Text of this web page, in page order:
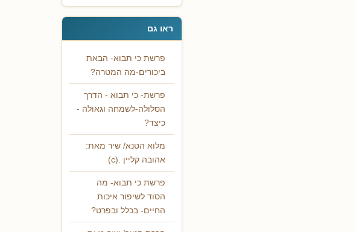
ראו גם
פרשת כי תבוא- הבאת
ביכורים-מה המטרה?
פרשת- כי תבוא - הדרך
הסלולה-לשמחה וגאולה -
כיצד?
מלוא הטנא/ שיר מאת:
אהובה קליין .(c)
פרשת כי תבוא- מה
הסוד לשיפור איכות
החיים- בכלל ובפרט?